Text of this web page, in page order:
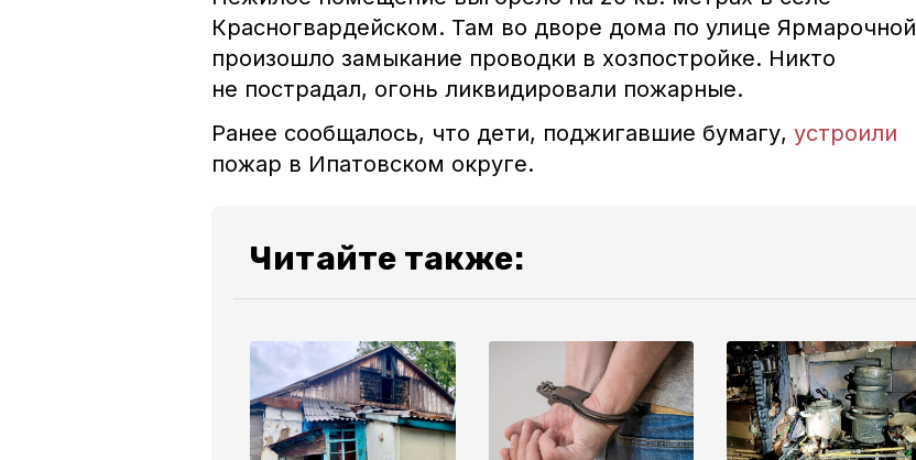
Красногвардейском. Там во дворе дома по улице Ярмарочной
произошло замыкание проводки в хозпостройке. Никто
не пострадал, огонь ликвидировали пожарные.
Ранее сообщалось, что дети, поджигавшие бумагу, устроили
пожар в Ипатовском округе.
Читайте также: